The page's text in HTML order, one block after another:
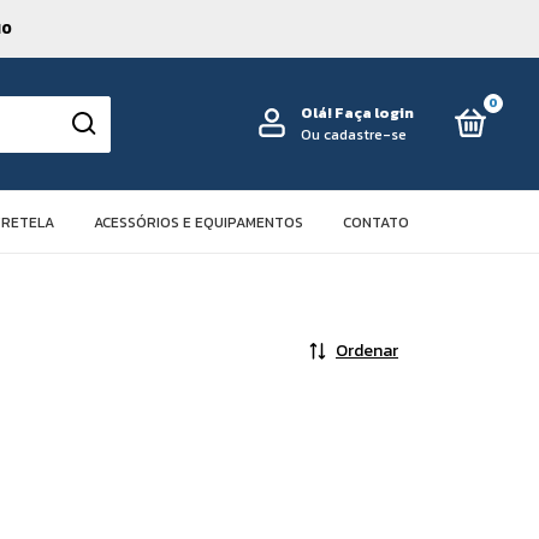
Olá!Faça login
Ou cadastre-se
0
ACESSÓRIOS E EQUIPAMENTOS CONTATO
Ordenar